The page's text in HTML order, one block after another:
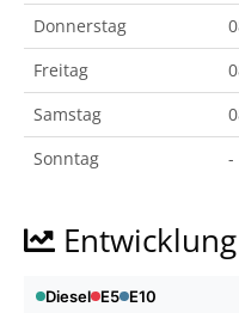
Donnerstag
Freitag
Samstag
Sonntag
-